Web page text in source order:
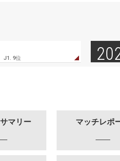
J1. 9位
マリー マッチレポ